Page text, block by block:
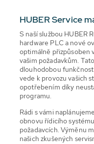
HUBER Service
S naší službou HUBER
hardware PLC a nové
optimálně přizpůsoben
vašim požadavkům.
dlouhodobou
vede k provozu vašich
opotřebením díky
programu.
Rádi s vámi
obnovu řídicího
požadavcích. Výměnu
našich zkušených